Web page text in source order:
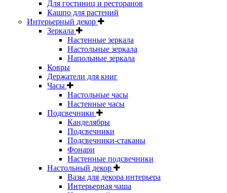
Для гостиниц и ресторанов
Кашпо для растений
Интерьерный декор
Зеркала
Настенные зеркала
Настольные зеркала
Напольные зеркала
Ковры
Держатели для книг
Часы
Настольные часы
Настенные часы
Подсвечники
Канделябры
Подсвечники
Подсвечники-стаканы
Фонари
Настенные подсвечники
Настольный декор
Вазы для декора интерьера
Интерьерная чаша